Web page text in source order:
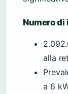
Numero
alla
a 6